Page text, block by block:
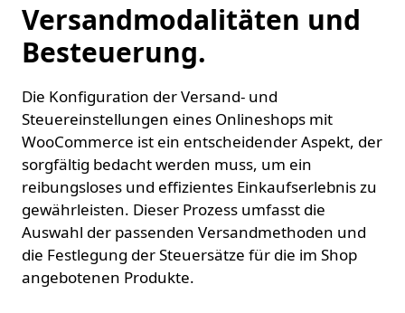
Versandmodalitäten und
Besteuerung.
Die Konfiguration der Versand- und
Steuereinstellungen eines Onlineshops mit
WooCommerce ist ein entscheidender Aspekt, der
sorgfältig bedacht werden muss, um ein
reibungsloses und effizientes Einkaufserlebnis zu
gewährleisten. Dieser Prozess umfasst die
Auswahl der passenden Versandmethoden und
die Festlegung der Steuersätze für die im Shop
angebotenen Produkte.